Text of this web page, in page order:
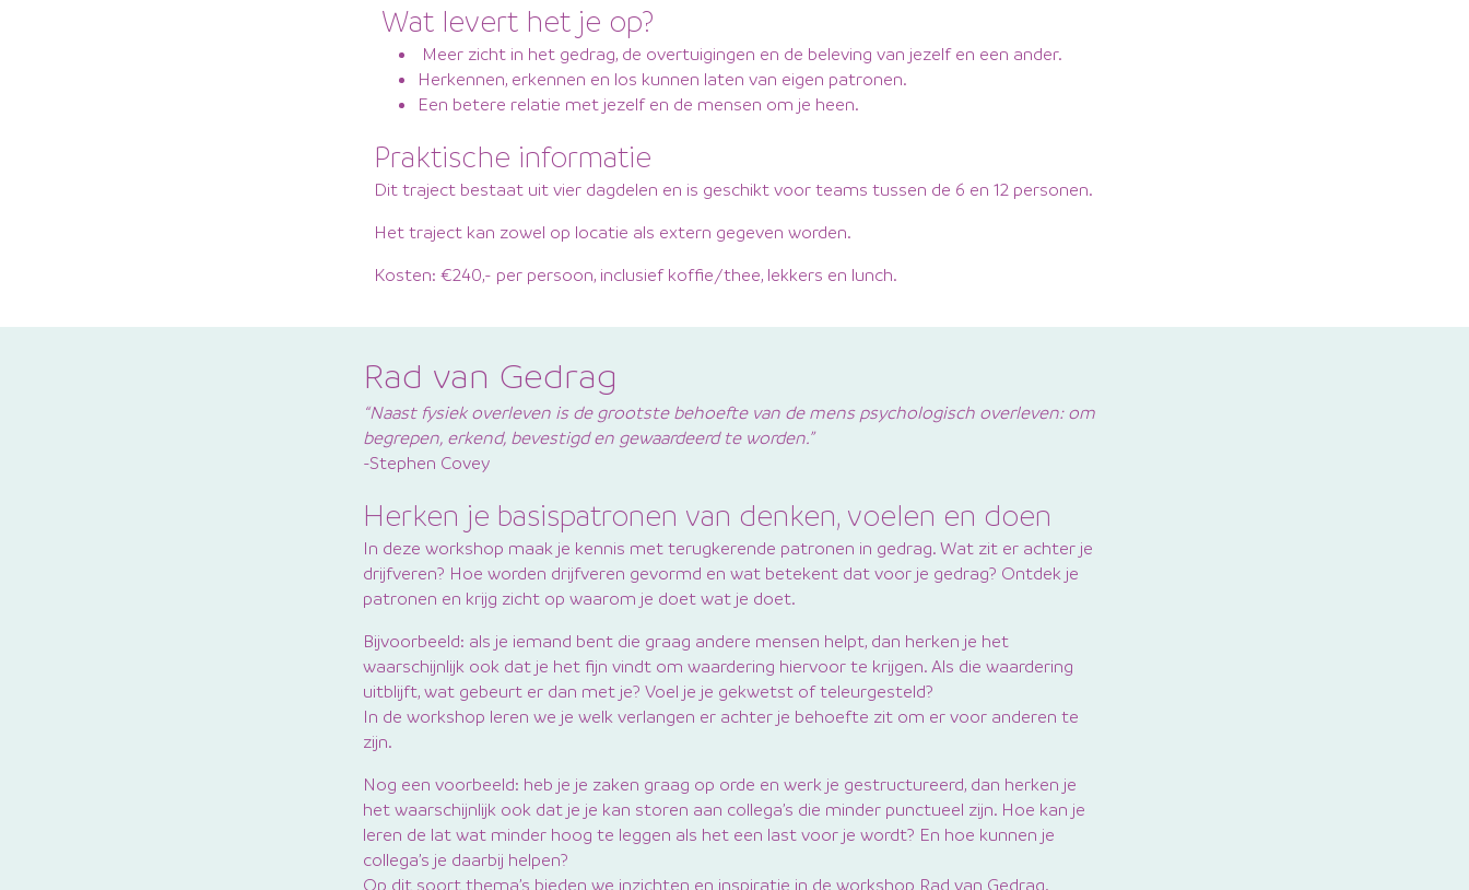
Wat levert het je op?
Meer zicht in het gedrag, de overtuigingen en de beleving van jezelf en een ander.
Herkennen, erkennen en los kunnen laten van eigen patronen.
Een betere relatie met jezelf en de mensen om je heen.
Praktische informatie
Dit traject bestaat uit vier dagdelen en is geschikt voor teams tussen de 6 en 12 personen.
Het traject kan zowel op locatie als extern gegeven worden.
Kosten: €240,- per persoon, inclusief koffie/thee, lekkers en lunch.
Rad van Gedrag
“Naast fysiek overleven is de grootste behoefte van de mens psychologisch overleven: om
begrepen, erkend, bevestigd en gewaardeerd te worden.”
-Stephen Covey
Herken je basispatronen van denken, voelen en doen
In deze workshop maak je kennis met terugkerende patronen in gedrag. Wat zit er achter je
drijfveren? Hoe worden drijfveren gevormd en wat betekent dat voor je gedrag? Ontdek je
patronen en krijg zicht op waarom je doet wat je doet.
Bijvoorbeeld: als je iemand bent die graag andere mensen helpt, dan herken je het
waarschijnlijk ook dat je het fijn vindt om waardering hiervoor te krijgen. Als die waardering
uitblijft, wat gebeurt er dan met je? Voel je je gekwetst of teleurgesteld?
In de workshop leren we je welk verlangen er achter je behoefte zit om er voor anderen te
zijn.
Nog een voorbeeld: heb je je zaken graag op orde en werk je gestructureerd, dan herken je
het waarschijnlijk ook dat je je kan storen aan collega’s die minder punctueel zijn. Hoe kan je
leren de lat wat minder hoog te leggen als het een last voor je wordt? En hoe kunnen je
collega’s je daarbij helpen?
Op dit soort thema’s bieden we inzichten en inspiratie in de workshop Rad van Gedrag.